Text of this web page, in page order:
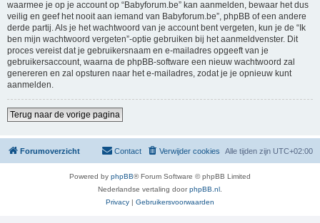
waarmee je op je account op “Babyforum.be” kan aanmelden, bewaar het dus
veilig en geef het nooit aan iemand van Babyforum.be”, phpBB of een andere
derde partij. Als je het wachtwoord van je account bent vergeten, kun je de “Ik
ben mijn wachtwoord vergeten”-optie gebruiken bij het aanmeldvenster. Dit
proces vereist dat je gebruikersnaam en e-mailadres opgeeft van je
gebruikersaccount, waarna de phpBB-software een nieuw wachtwoord zal
genereren en zal opsturen naar het e-mailadres, zodat je je opnieuw kunt
aanmelden.
Terug naar de vorige pagina
Forumoverzicht Alle tijden zijn UTC+02:00
Verwijder cookies
Contact
Powered by phpBB® Forum Software © phpBB Limited
Nederlandse vertaling doorphpBB.nl
Privacy | Gebruikersvoorwaarden